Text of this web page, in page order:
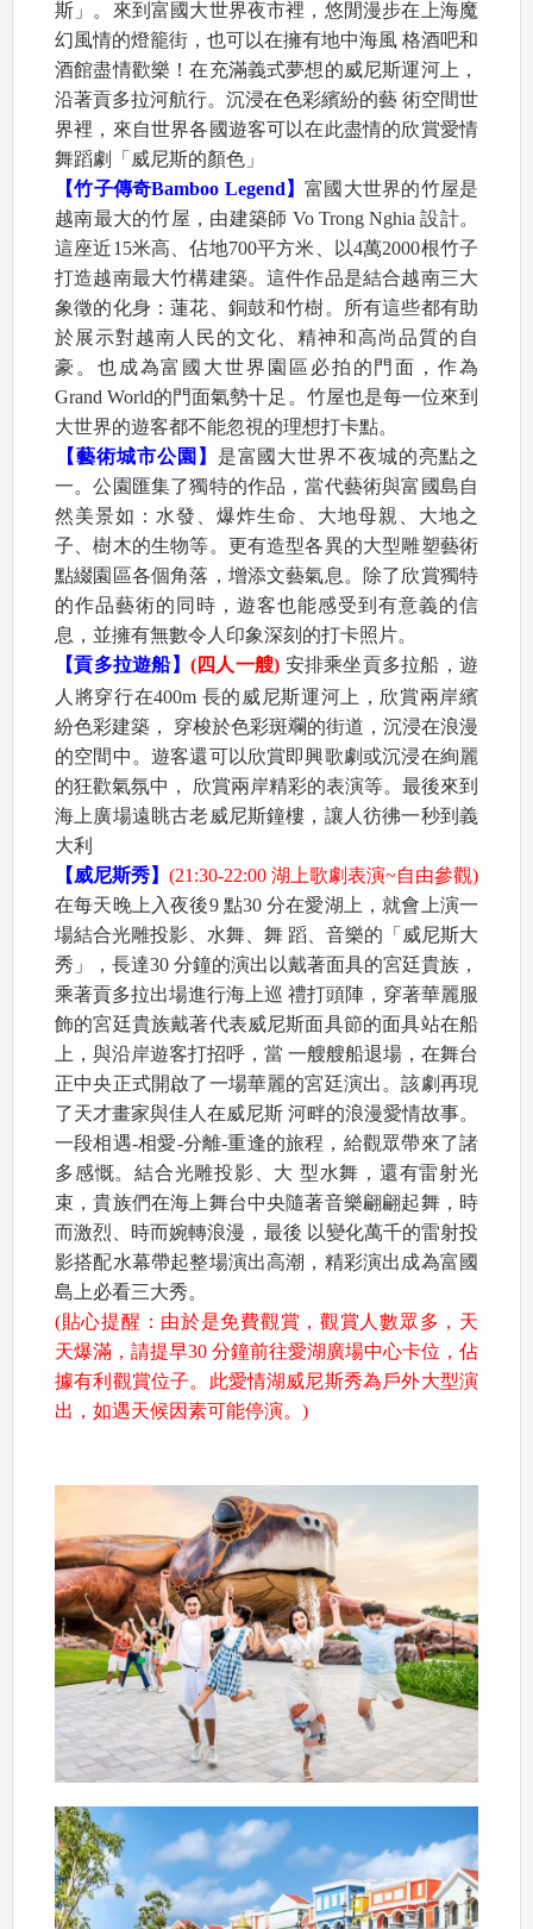
斯」。來到富國大世界夜市裡，悠閒漫步在上海魔
幻風情的燈籠街，也可以在擁有地中海風 格酒吧和
酒館盡情歡樂！在充滿義式夢想的威尼斯運河上，
沿著貢多拉河航行。沉浸在色彩繽紛的藝 術空間世
界裡，來自世界各國遊客可以在此盡情的欣賞愛情
舞蹈劇「威尼斯的顏色」
​【竹子傳奇Bamboo Legend】富國大世界的竹屋是
越南最大的竹屋，由建築師 Vo Trong Nghia 設計。
這座近15米高、佔地700平方米、以4萬2000根竹子
打造越南最大竹構建築。這件作品是結合越南三大
象徵的化身：蓮花、銅鼓和竹樹。所有這些都有助
於展示對越南人民的文化、精神和高尚品質的自
豪。也成為富國大世界園區必拍的門面，作為
Grand World的門面氣勢十足。竹屋也是每一位來到
大世界的遊客都不能忽視的理想打卡點。
​【藝術城市公園】 是富國大世界不夜城的亮點之
一。公園匯集了獨特的作品，當代藝術與富國島自
然美景如：水發、爆炸生命、大地母親、大地之
子、樹木的生物等。更有造型各異的大型雕塑藝術
點綴園區各個角落，增添文藝氣息。除了欣賞獨特
的作品藝術的同時，遊客也能感受到有意義的信
息，並擁有無數令人印象深刻的打卡照片。
【貢多拉遊船】 (四人一艘) 安排乘坐貢多拉船，遊
人將穿行在400m 長的威尼斯運河上，欣賞兩岸繽
紛色彩建築， 穿梭於色彩斑斕的街道，沉浸在浪漫
的空間中。遊客還可以欣賞即興歌劇或沉浸在絢麗
的狂歡氣氛中， 欣賞兩岸精彩的表演等。最後來到
海上廣場遠眺古老威尼斯鐘樓，讓人彷彿一秒到義
大利
【威尼斯秀】 (21:30-22:00 湖上歌劇表演~自由參觀)
在每天晚上入夜後9 點30 分在愛湖上，就會上演一
場結合光雕投影、水舞、舞 蹈、音樂的「威尼斯大
秀」，長達30 分鐘的演出以戴著面具的宮廷貴族，
乘著貢多拉出場進行海上巡 禮打頭陣，穿著華麗服
飾的宮廷貴族戴著代表威尼斯面具節的面具站在船
上，與沿岸遊客打招呼，當 一艘艘船退場，在舞台
正中央正式開啟了一場華麗的宮廷演出。該劇再現
了天才畫家與佳人在威尼斯 河畔的浪漫愛情故事。
一段相遇-相愛-分離-重逢的旅程，給觀眾帶來了諸
多感慨。結合光雕投影、大 型水舞，還有雷射光
束，貴族們在海上舞台中央隨著音樂翩翩起舞，時
而激烈、時而婉轉浪漫，最後 以變化萬千的雷射投
影搭配水幕帶起整場演出高潮，精彩演出成為富國
島上必看三大秀。
(貼心提醒：由於是免費觀賞，觀賞人數眾多，天
天爆滿，請提早30 分鐘前往愛湖廣場中心卡位，佔
據有利觀賞位子。此愛情湖威尼斯秀為戶外大型演
出，如遇天候因素可能停演。)